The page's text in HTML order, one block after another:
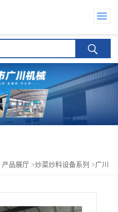
产品展厅 >炒菜炒料设备系列 >广川